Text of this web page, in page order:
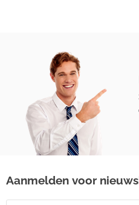
Aanmelden voor